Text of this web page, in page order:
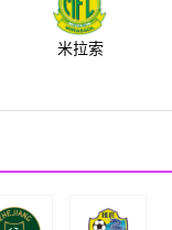
米拉索